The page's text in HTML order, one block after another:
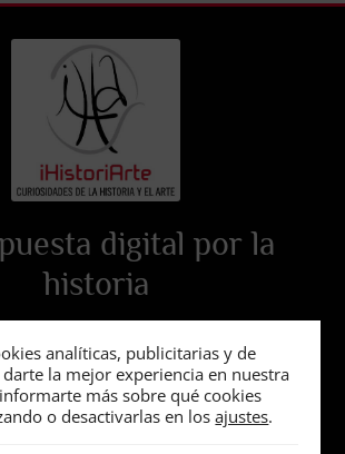
digital por la
historia
analíticas, publicitarias y de
la mejor experiencia en nuestra
más sobre qué cookies
o desactivarlas en losajustes.